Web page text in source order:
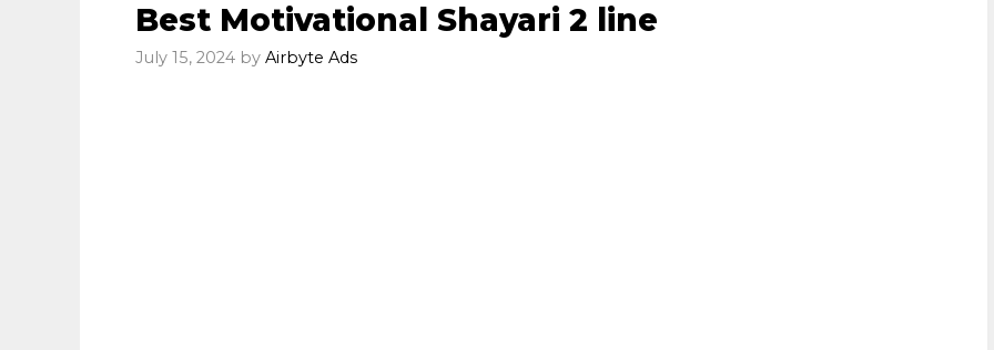
Best Motivational Shayari 2 line
July 15, 2024 by Airbyte Ads